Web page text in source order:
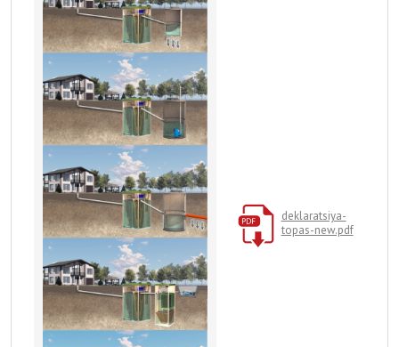
deklaratsiya-
topas-new.pdf